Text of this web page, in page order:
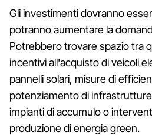
Gli investimenti dovranno
potranno aumentare la
Potrebbero trovare spazio tra
incentivi all'acquisto di veicoli
pannelli solari, misure di
potenziamento di
impianti di accumulo o
produzione di energia green.